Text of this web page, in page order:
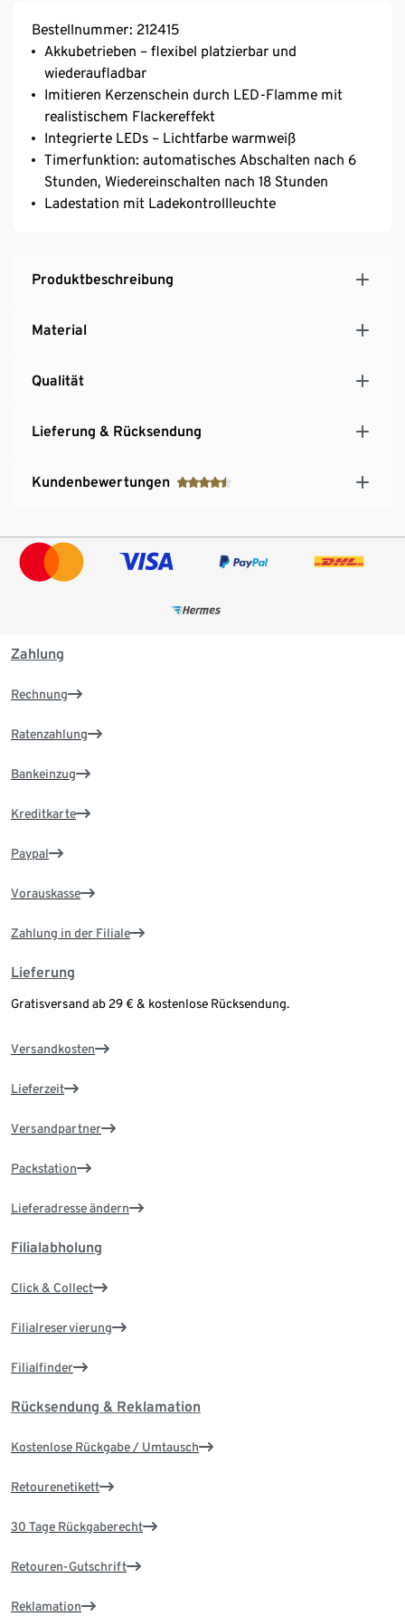
Bestellnummer: 212415
Akkubetrieben – flexibel platzierbar und
wiederaufladbar
Imitieren Kerzenschein durch LED-Flamme mit
realistischem Flackereffekt
Integrierte LEDs – Lichtfarbe warmweiß
Timerfunktion: automatisches Abschalten nach 6
Stunden, Wiedereinschalten nach 18 Stunden
Ladestation mit Ladekontrollleuchte
Produktbeschreibung
Material
Qualität
Lieferung & Rücksendung
Kundenbewertungen
Zahlung
Rechnung
Ratenzahlung
Bankeinzug
Kreditkarte
Paypal
Vorauskasse
Zahlung in der Filiale
Lieferung
Gratisversand ab 29 € & kostenlose Rücksendung.
Versandkosten
Lieferzeit
Versandpartner
Packstation
Lieferadresse ändern
Filialabholung
Click & Collect
Filialreservierung
Filialfinder
Rücksendung & Reklamation
Kostenlose Rückgabe / Umtausch
Retourenetikett
30 Tage Rückgaberecht
Retouren-Gutschrift
Reklamation